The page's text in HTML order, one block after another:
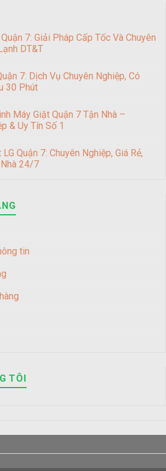
7: Giải Pháp Cấp Tốc Và Chuyên
DT&T
7: Dịch Vụ Chuyên Nghiệp, Có
30 Phút
Máy Giặt Quận 7 Tận Nhà –
& Uy Tín Số 1
Quận 7: Chuyên Nghiệp, Giá Rẻ,
24/7
tin
TÔI